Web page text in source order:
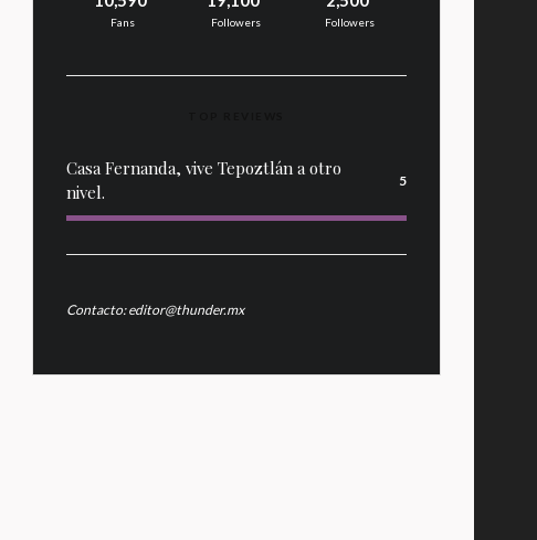
Fans Followers Followers
Casa Fernanda, vive Tepoztlán a otro
nivel.
5
Contacto: editor@thunder.mx